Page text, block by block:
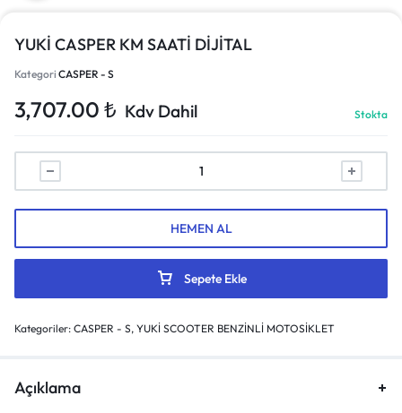
YUKİ CASPER KM SAATİ DİJİTAL
Kategori CASPER - S
3,707.00 ₺ Kdv Dahil Stokta
Sepete Ekle
HEMEN AL
Kategoriler: CASPER - S, YUKİ SCOOTER BENZİNLİ MOTOSİKLET
Açıklama